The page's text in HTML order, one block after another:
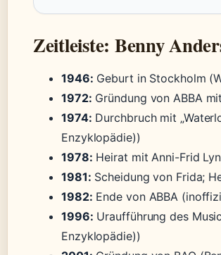
Zeitleiste: Benny
1946: Geburt in Stockholm
1972: Gründung von ABBA
1974: Durchbruch mit
Enzyklopädie))
1978: Heirat mit Anni-Frid
1981: Scheidung von Frida;
1982: Ende von ABBA
1996: Uraufführung des
Enzyklopädie))